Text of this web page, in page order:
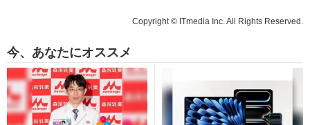
Copyright © ITmedia Inc. All Rights Reserved.
今、あなたにオススメ